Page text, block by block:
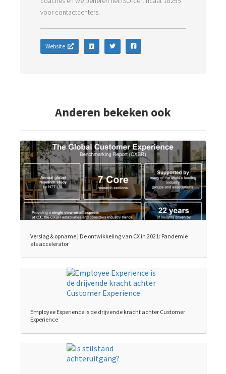
voor contactcenters.
Website
Anderen bekeken ook
Verslag & opname | De ontwikkeling van CX in 2021: Pandemie
als accelerator
Employee Experience is de drijvende kracht achter Customer
Experience